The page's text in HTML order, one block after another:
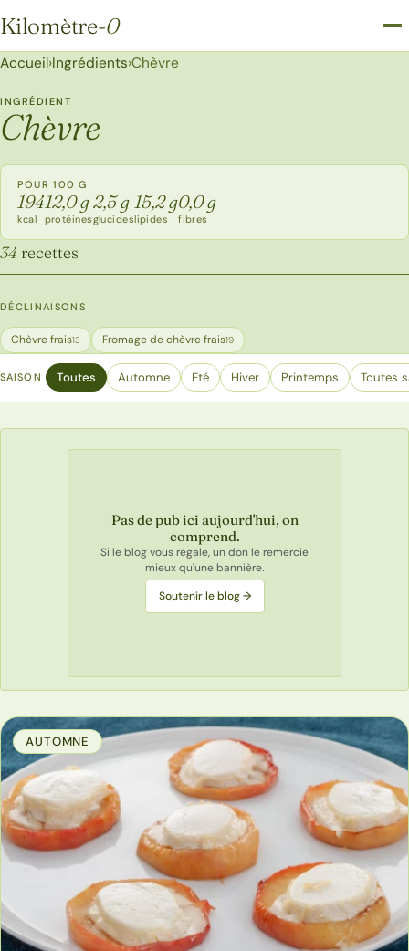
Kilomètre-0
Kilomètre-0
Accueil›Ingrédients›Chèvre
INGRÉDIENT
Chèvre
POUR 100 G
194
kcal
12,0 g
protéines
2,5 g
glucides
15,2 g
lipides
0,0 g
fibres
34 recettes
DÉCLINAISONS
Chèvre frais13 Fromage de chèvre frais19
SAISON Toutes Automne Eté Hiver Printemps Toutes
Pas de pub ici aujourd'hui, on
comprend.
Si le blog vous régale, un don le remercie
mieux qu'une bannière.
Soutenir le blog →
AUTOMNE